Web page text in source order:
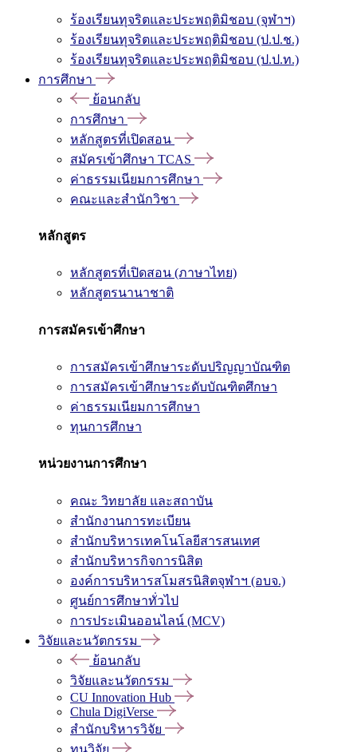
ร้องเรียนทุจริตและประพฤติมิชอบ (จุฬาฯ)
ร้องเรียนทุจริตและประพฤติมิชอบ (ป.ป.ช.)
ร้องเรียนทุจริตและประพฤติมิชอบ (ป.ป.ท.)
การศึกษา
ย้อนกลับ
การศึกษา
หลักสูตรที่เปิดสอน
สมัครเข้าศึกษา TCAS
ค่าธรรมเนียมการศึกษา
คณะและสำนักวิชา
หลักสูตร
หลักสูตรที่เปิดสอน (ภาษาไทย)
หลักสูตรนานาชาติ
การสมัครเข้าศึกษา
การสมัครเข้าศึกษาระดับปริญญาบัณฑิต
การสมัครเข้าศึกษาระดับบัณฑิตศึกษา
ค่าธรรมเนียมการศึกษา
ทุนการศึกษา
หน่วยงานการศึกษา
คณะ วิทยาลัย และสถาบัน
สำนักงานการทะเบียน
สำนักบริหารเทคโนโลยีสารสนเทศ
สำนักบริหารกิจการนิสิต
องค์การบริหารสโมสรนิสิตจุฬาฯ (อบจ.)
ศูนย์การศึกษาทั่วไป
การประเมินออนไลน์ (MCV)
วิจัยและนวัตกรรม
ย้อนกลับ
วิจัยและนวัตกรรม
CU Innovation Hub
Chula DigiVerse
สำนักบริหารวิจัย
ทุนวิจัย